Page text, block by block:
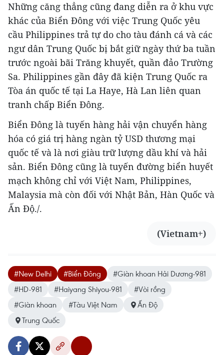
Những căng thẳng cũng đang diễn ra ở khu vực
khác của Biển Đông với việc Trung Quốc yêu
cầu Philippines trả tự do cho tàu đánh cá và các
ngư dân Trung Quốc bị bắt giữ ngày thứ ba tuần
trước ngoài bãi Trăng khuyết, quần đảo Trường
Sa. Philippines gần đây đã kiện Trung Quốc ra
Tòa án quốc tế tại La Haye, Hà Lan liên quan
tranh chấp Biển Đông.
Biển Đông là tuyến hàng hải vận chuyển hàng
hóa có giá trị hàng ngàn tỷ USD thương mại
quốc tế và là nơi giàu trữ lượng dầu khí và hải
sản. Biển Đông cũng là tuyến đường biển huyết
mạch không chỉ với Việt Nam, Philippines,
Malaysia mà còn đối với Nhật Bản, Hàn Quốc và
Ấn Độ./.
(Vietnam+)
#New Delhi #Biển Đông
#Giàn khoan Hải Dương-981
#HD-981
#Haiyang Shiyou-981
#Vòi rồng
#Giàn khoan
#Tàu Việt Nam
Ấn Độ
Trung Quốc